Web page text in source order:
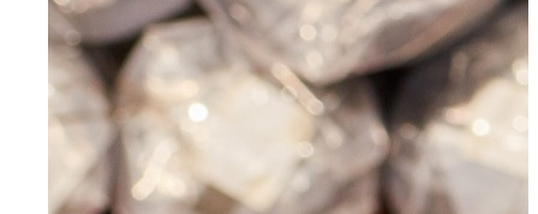
Heiligenhaus
Mettmann